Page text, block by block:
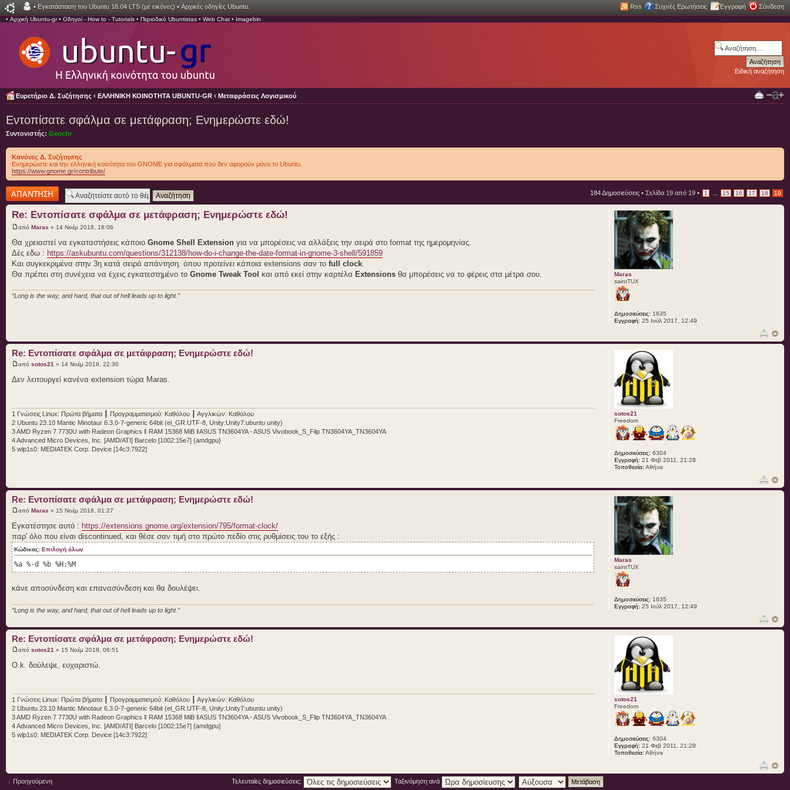
• Εγκατάσταση του Ubuntu 18.04 LTS (με εικόνες) • Αρχικές οδηγίες Ubuntu. Rss Συχνές Ερωτήσεις Εγγραφή Σύνδεση
• Αρχική Ubuntu-gr• Οδηγοί - How to - Tutorials • Περιοδικό Ubuntistas • Web Chat • Imagebin
Ειδική αναζήτηση
Ευρετήριο Δ. Συζήτησης ‹ ΕΛΛΗΝΙΚΗ ΚΟΙΝΟΤΗΤΑ UBUNTU-GR ‹ Μεταφράσεις Λογισμικού
Εντοπίσατε σφάλμα σε μετάφραση; Ενημερώστε εδώ!
Συντονιστής: Geochr
Κανόνες Δ. Συζήτησης
Ενημερώστε και την ελληνική κοινότητα του GNOME για σφάλματα που δεν αφορούν μόνο το Ubuntu.
https://www.gnome.gr/contribute/
Δημιουργία
απάντησης
184 Δημοσιεύσεις • Σελίδα 19 από 19 • 1 15 16 17 18 19
Re: Εντοπίσατε σφάλμα σε μετάφραση; Ενημερώστε εδώ!
από Maras » 14 Νοέμ 2018, 18:06
Θα χρειαστεί να εγκαταστήσεις κάποιο Gnome Shell Extension για να μπορέσεις να αλλάξεις την σειρά στο format της ημερομηνίας.
Δές εδω : https://askubuntu.com/questions/312138/how-do-i-change-the-date-format-in-gnome-3-shell/591859
Και συγκεκριμένα στην 3η κατά σειρά απάντηση. όπου προτείνει κάποια extensions σαν το full clock
Θα πρέπει στη συνέχεια να έχεις εγκατεστημένο το Gnome Tweak Tool και από εκεί στην καρτέλα Extensions θα μπορέσεις να το φέρεις στα μέτρα σου.
“Long is the way, and hard, that out of hell leads up to light.”
Maras
saintTUX
Δημοσιεύσεις: 1635
Εγγραφή: 25 Ιούλ 2017, 12:49
Re: Εντοπίσατε σφάλμα σε μετάφραση; Ενημερώστε εδώ!
από sotos21 » 14 Νοέμ 2018, 22:30
Δεν λειτουργεί κανένα extension τώρα Maras.
1 Γνώσεις Linux: Πρώτα βήματα ┃ Προγραμματισμού: Καθόλου ┃ Αγγλικών: Καθόλου
2 Ubuntu 23.10 Mantic Minotaur 6.3.0-7-generic 64bit (el_GR.UTF-8, Unity:Unity7:ubuntu unity)
3 AMD Ryzen 7 7730U with Radeon Graphics ‖ RAM 15368 MiB ‖ASUS TN3604YA - ASUS Vivobook_S_Flip TN3604YA_TN3604YA
4 Advanced Micro Devices, Inc. [AMD/ATI] Barcelo [1002:15e7] {amdgpu}
5 wlp1s0: MEDIATEK Corp. Device [14c3:7922]
sotos21
Freedom
Δημοσιεύσεις: 6304
Εγγραφή: 21 Φεβ 2011, 21:28
Τοποθεσία: Αθήνα
Re: Εντοπίσατε σφάλμα σε μετάφραση; Ενημερώστε εδώ!
από Maras » 15 Νοέμ 2018, 01:27
Εγκατέστησε αυτό : https://extensions.gnome.org/extension/795/format-clock/
παρ' όλο που είναι discontinued, και θέσε σαν τιμή στο πρώτο πεδίο στις ρυθμίσεις του το εξής :
Κώδικας: Επιλογή όλων
%a %-d %b %H:%M
κάνε αποσύνδεση και επανασύνδεση και θα δουλέψει.
“Long is the way, and hard, that out of hell leads up to light.”
Maras
saintTUX
Δημοσιεύσεις: 1635
Εγγραφή: 25 Ιούλ 2017, 12:49
Re: Εντοπίσατε σφάλμα σε μετάφραση; Ενημερώστε εδώ!
από sotos21 » 15 Νοέμ 2018, 06:51
O.k. δούλεψε, ευχαριστώ.
1 Γνώσεις Linux: Πρώτα βήματα ┃ Προγραμματισμού: Καθόλου ┃ Αγγλικών: Καθόλου
2 Ubuntu 23.10 Mantic Minotaur 6.3.0-7-generic 64bit (el_GR.UTF-8, Unity:Unity7:ubuntu unity)
3 AMD Ryzen 7 7730U with Radeon Graphics ‖ RAM 15368 MiB ‖ASUS TN3604YA - ASUS Vivobook_S_Flip TN3604YA_TN3604YA
4 Advanced Micro Devices, Inc. [AMD/ATI] Barcelo [1002:15e7] {amdgpu}
5 wlp1s0: MEDIATEK Corp. Device [14c3:7922]
sotos21
Freedom
Δημοσιεύσεις: 6304
Εγγραφή: 21 Φεβ 2011, 21:28
Τοποθεσία: Αθήνα
Προηγούμενη Τελευταίες δημοσιεύσεις: Ταξινόμηση ανά